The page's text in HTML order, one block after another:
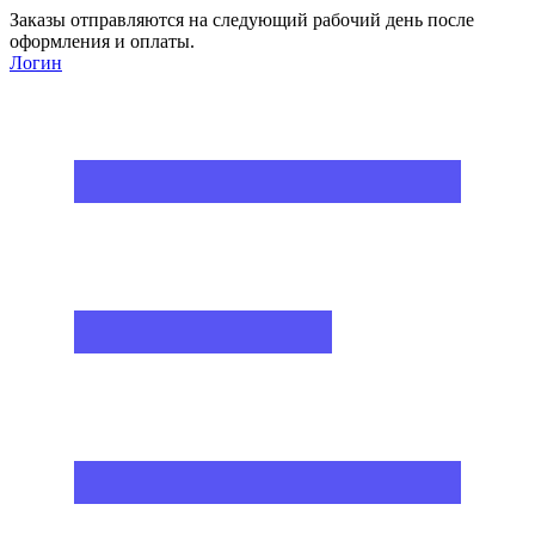
Заказы отправляются на следующий рабочий день после
оформления и оплаты.
Логин